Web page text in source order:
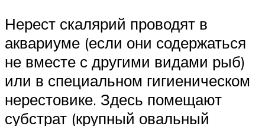
Нерест скалярий проводят в
аквариуме (если они содержаться
не вместе с другими видами рыб)
или в специальном гигиеническом
нерестовике. Здесь помещают
субстрат (крупный овальный